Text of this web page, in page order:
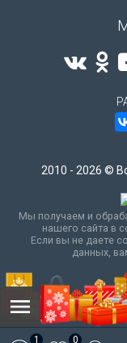
2010 - 2026 ©
Мы получаем и
нашего сайта в
Если вы не даете
данных,
1 0